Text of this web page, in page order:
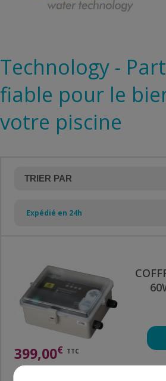
Technology -
fiable pour le
votre piscine
Expédié en 24h
399,00€ TTC